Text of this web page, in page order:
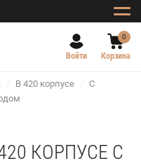
Войти
0
Корзина
/ В 420 корпусе / С
КОРПУСЕ С